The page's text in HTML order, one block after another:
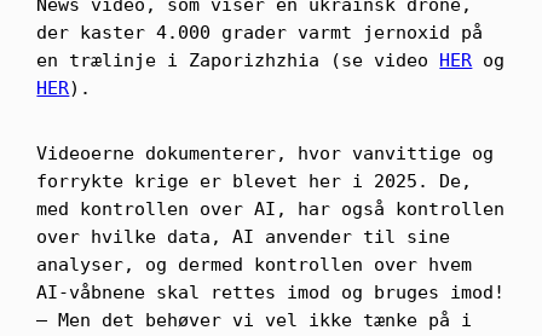
News video, som viser en ukrainsk drone,
der kaster 4.000 grader varmt jernoxid på
en trælinje i Zaporizhzhia (se video
HER og
HER).
Videoerne dokumenterer, hvor vanvittige og
forrykte krige er blevet her i 2025. De,
med kontrollen over AI, har også kontrollen
over hvilke data, AI anvender til sine
analyser, og dermed kontrollen over hvem
AI-våbnene skal rettes imod og bruges imod!
– Men det behøver vi vel ikke tænke på i